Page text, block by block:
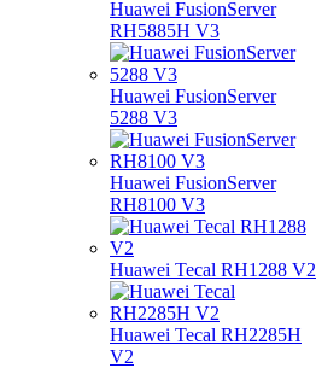
Huawei FusionServer
RH5885H V3
Huawei FusionServer
5288 V3
Huawei FusionServer
RH8100 V3
Huawei Tecal RH1288 V2
Huawei Tecal RH2285H
V2